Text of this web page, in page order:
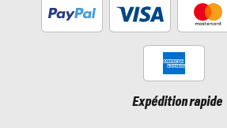
Expédition rapide